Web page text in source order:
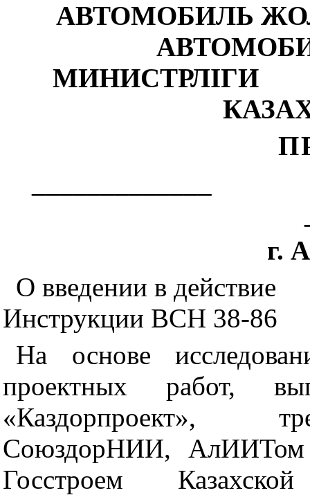
АВТОМОБИЛЬ
МИНИСТРЛIГИ
г.
О введении в действие
Инструкции ВСН 38-86
На основе
проектных работ,
«Каздорпроект»,
СоюздорНИИ, АлИИТом
Госстроем